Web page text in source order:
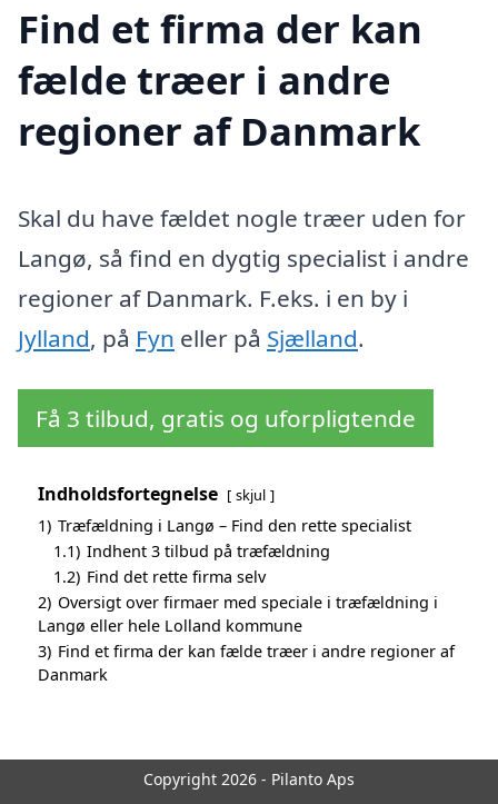
Find et firma der kan
fælde træer i andre
regioner af Danmark
Skal du have fældet nogle træer uden for
Langø, så find en dygtig specialist i andre
regioner af Danmark. F.eks. i en by i
Jylland, på Fyn eller på Sjælland.
Få 3 tilbud, gratis og uforpligtende
Indholdsfortegnelse skjul
1) Træfældning i Langø – Find den rette specialist
1.1) Indhent 3 tilbud på træfældning
1.2) Find det rette firma selv
2) Oversigt over firmaer med speciale i træfældning i
Langø eller hele Lolland kommune
3) Find et firma der kan fælde træer i andre regioner af
Danmark
Copyright 2026 - Pilanto Aps